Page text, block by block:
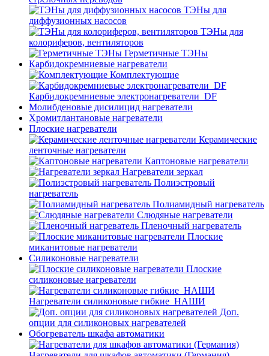
ТЭНы для
диффузионных насосов
ТЭНы для
колориферов, вентиляторов
Герметичные ТЭНы
Карбидокремниевые нагреватели
Комплектующие
Карбидокремниевые электронагреватели_DF
Молибденовые дисилицид нагреватели
Хромитлантановые нагреватели
Плоские нагреватели
Керамические
ленточные нагреватели
Каптоновые нагреватели
Нагреватели зеркал
Полиэстровый
нагреватель
Полиамидный нагреватель
Слюдяные нагреватели
Пленочный нагреватель
Плоские
миканитовые нагреватели
Силиконовые нагреватели
Плоские
силиконовые нагреватели
Нагреватели силиконовые гибкие_НАШИ
Доп.
опции для силиконовых нагревателей
Обогреватель шкафа автоматики